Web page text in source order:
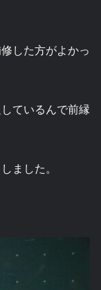
した方がよかっ
ているんで前縁
ました。